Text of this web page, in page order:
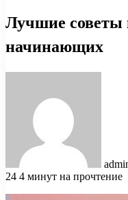
Лучшие советы
начинающих
24 4 минут на прочтение